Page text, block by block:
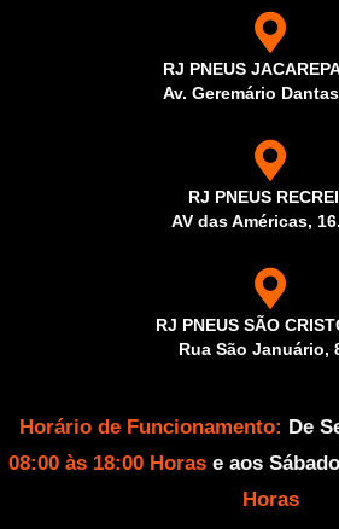
RJ PNEUS
Av. Geremário
RJ PNEUS
AV das Américas,
RJ PNEUS SÃO
Rua São Januário,
Horário de Funcionamento: De
08:00 às 18:00 Horas e aos
Horas